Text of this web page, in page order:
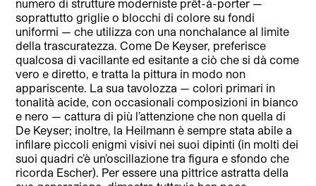
numero di strutture moderniste prêt-à-porter —
soprattutto griglie o blocchi di colore su fondi
uniformi — che utilizza con una nonchalance al limite
della trascuratezza. Come De Keyser, preferisce
qualcosa di vacillante ed esitante a ciò che si dà come
vero e diretto, e tratta la pittura in modo non
appariscente. La sua tavolozza — colori primari in
tonalità acide, con occasionali composizioni in bianco
e nero — cattura di più l’attenzione che non quella di
De Keyser; inoltre, la Heilmann è sempre stata abile a
infilare piccoli enigmi visivi nei suoi dipinti (in molti dei
suoi quadri c’è un’oscillazione tra figura e sfondo che
ricorda Escher). Per essere una pittrice astratta della